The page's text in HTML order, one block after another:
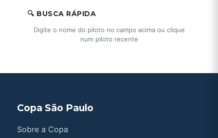
🔍 BUSCA RÁPIDA
Digite o nome do piloto no campo acima ou clique
num piloto recente
Copa São Paulo
Sobre a Copa